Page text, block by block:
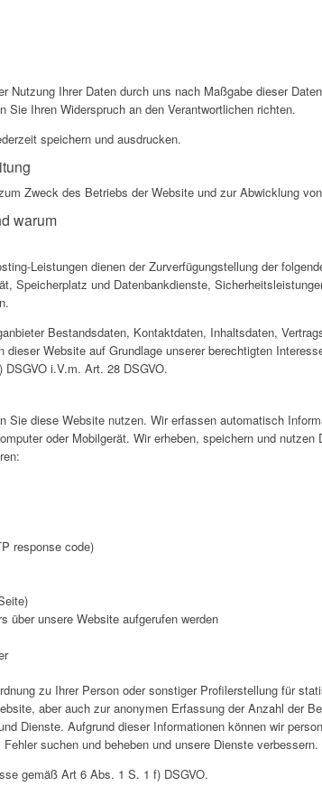
Nutzung Ihrer Daten durch uns nach Maßgabe dieser
Sie Ihren Widerspruch an den Verantwortlichen richten.
speichern und ausdrucken.
Zweck des Betriebs der Website und zur Abwicklung
warum
Leistungen dienen der Zurverfügungstellung der
Speicherplatz und Datenbankdienste,
Bestandsdaten, Kontaktdaten, Inhaltsdaten,
Website auf Grundlage unserer berechtigten
i.V.m. Art. 28 DSGVO.
Sie diese Website nutzen. Wir erfassen automatisch
oder Mobilgerät. Wir erheben, speichern und
response code)
über unsere Website aufgerufen werden
zu Ihrer Person oder sonstiger Profilerstellung für
aber auch zur anonymen Erfassung der Anzahl der
Dienste. Aufgrund dieser Informationen können wir
suchen und beheben und unsere Dienste verbessern.
gemäß Art 6 Abs. 1 S. 1 f) DSGVO.